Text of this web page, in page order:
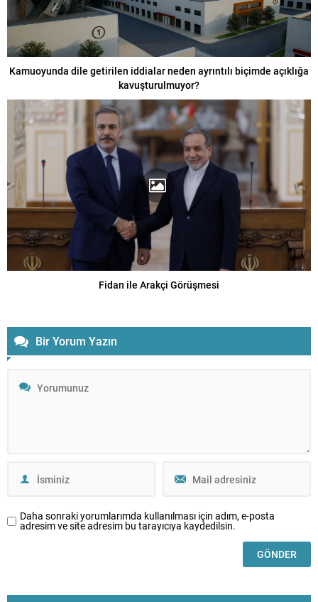
Kamuoyunda dile getirilen iddialar neden ayrıntılı biçimde açıklığa
kavuşturulmuyor?
Fidan ile Arakçi Görüşmesi
Bir Yorum Yazın
Daha sonraki yorumlarımda kullanılması için adım, e-posta
adresim ve site adresim bu tarayıcıya kaydedilsin.